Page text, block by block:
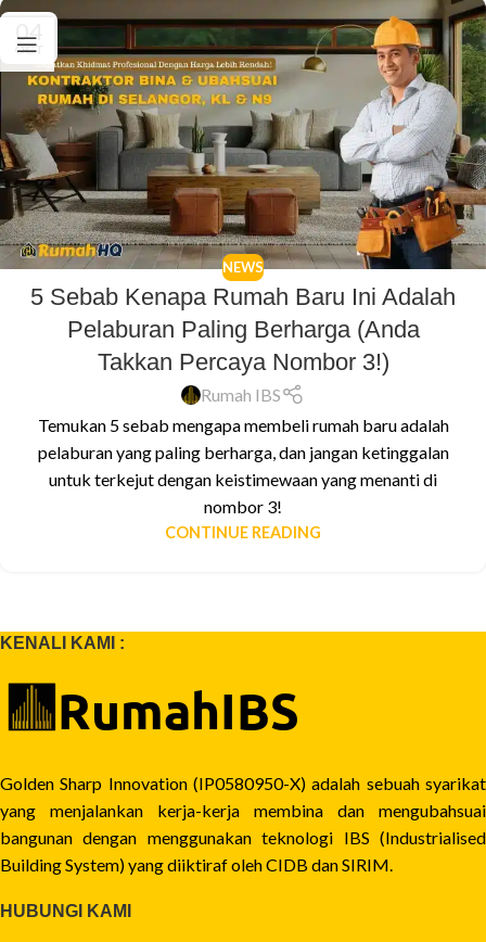
04
OCT
NEWS
5 Sebab Kenapa Rumah Baru Ini Adalah
Pelaburan Paling Berharga (Anda
Takkan Percaya Nombor 3!)
Rumah IBS
Temukan 5 sebab mengapa membeli rumah baru adalah
pelaburan yang paling berharga, dan jangan ketinggalan
untuk terkejut dengan keistimewaan yang menanti di
nombor 3!
CONTINUE READING
KENALI KAMI :
Golden Sharp Innovation (IP0580950-X) adalah sebuah syarikat
yang menjalankan kerja-kerja membina dan mengubahsuai
bangunan dengan menggunakan teknologi IBS (Industrialised
Building System) yang diiktiraf oleh CIDB dan SIRIM.
HUBUNGI KAMI